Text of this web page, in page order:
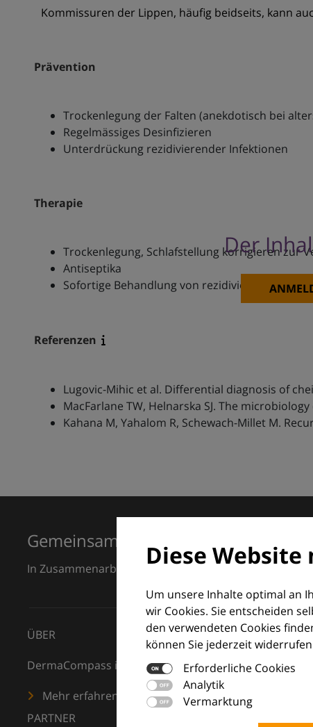
Kommissuren der Lippen, häufig beidseits, kann
Prävention
Trockenlegung der Falten (anekdotisch bei
Regelmässiges Desinfizieren
Unterdrückung rezidivierender Infektionen
Therapie
Der
Trockenlegung, Schlafstellung korrigieren zur
Antiseptika
Sofortige Behandlung von rezidivierenden
Referenzen
Lugovic-Mihic et al. Differential diagnosis of
MacFarlane TW, Helnarska SJ. The
Kahana M, Yahalom R, Schewach-Millet M.
Diese
Um unsere Inhalte optimal an
wir Cookies. Sie entscheiden
den verwendeten Cookies
können Sie jederzeit
Erforderliche Cookies
Analytik
Vermarktung
Gemeinsam für Exzellenz in der
In Zusammenarbeit mit dem European Dermatology
ÜBER
DermaCompass ist Ihr digitaler Kompass für die
Mehr erfahren
PARTNER